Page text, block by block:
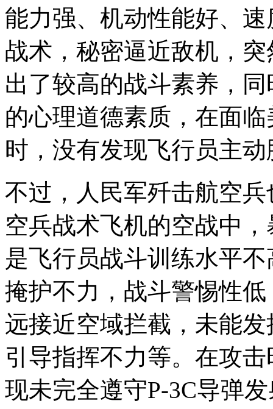
能力强、机动性能好、
战术，秘密逼近敌机，
出了较高的战斗素养，
的心理道德素质，在面
时，没有发现飞行员主
不过，人民军歼击航空
空兵战术飞机的空战中
是飞行员战斗训练水平
掩护不力，战斗警惕性
远接近空域拦截，未能
引导指挥不力等。在攻
现未完全遵守P-3C导弹